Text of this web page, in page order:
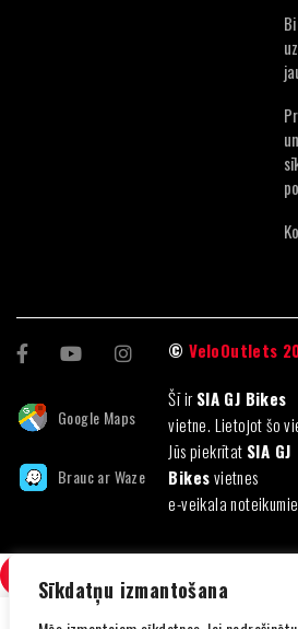
Sīkdatņu izmantošana
un
Google Maps
Brauc ar Waze
©VeloOutlets
Šī irSIA GJ Bikes
vietne. Lietojot šo
Jūs piekrītat SIA GJ
Bikesvietnes
e-veikala